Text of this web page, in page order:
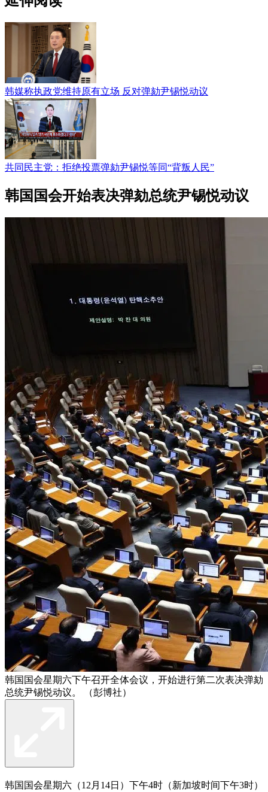
韩媒称执政党维持原有立场 反对弹劾尹锡悦动议
共同民主党：拒绝投票弹劾尹锡悦等同“背叛人民”
韩国国会开始表决弹劾总统尹锡悦动议
韩国国会星期六下午召开全体会议，开始进行第二次表决弹劾
总统尹锡悦动议。 （彭博社）
韩国国会星期六（12月14日）下午4时（新加坡时间下午3时）